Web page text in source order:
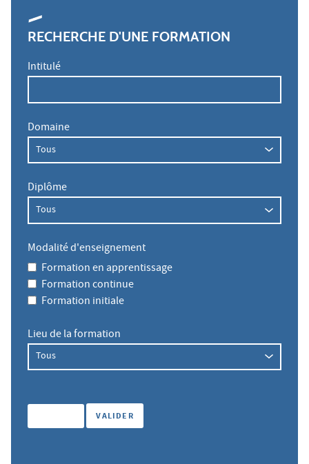
RECHERCHE D'UNE FORMATION
Intitulé
Domaine
Diplôme
Modalité d'enseignement
Formation en apprentissage
Formation continue
Formation initiale
Lieu de la formation